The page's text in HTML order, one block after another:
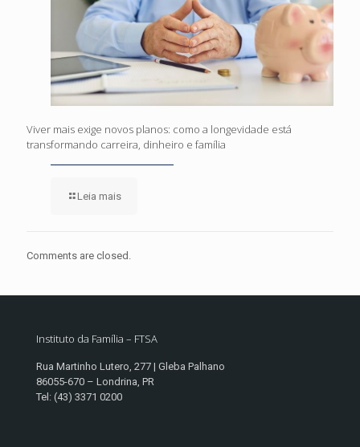
Viver mais exige novos planos: como a longevidade está
transformando carreira, dinheiro e família
Leia mais
Comments are closed.
Instituto da Família – FTSA
Rua Martinho Lutero, 277 | Gleba Palhano
86055-670 – Londrina, PR
Tel: (43) 3371 0200